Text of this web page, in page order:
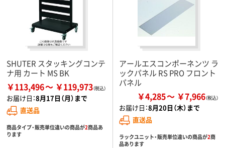
SHUTER スタッキングコンテ
ナ用 カート MS BK
￥113,496 ￥119,973
お届け日：8月17日（月）まで
直送品
商品タイプ・販売単位違いの商品が2商品あ
ります
アールエスコンポーネンツ ラ
ックパネル RS PRO フロント
パネル
￥4,285 ￥7,966
お届け日：8月20日（木）まで
直送品
ラックユニット・販売単位違いの商品が2商
品あります